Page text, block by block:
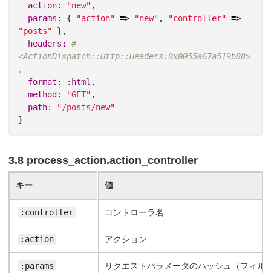
action:
"new" ,
params: { "action" => "new" , "controller" =>
"posts"
},
headers: #
<ActionDispatch::Http::Headers:0x0055a67a519b88>
,
format: :html ,
method:
"GET" ,
path:
"/posts/new"
}
3.8 process_action.action_controller
値
コントローラ名
アクション
リクエストパラメータのハッシュ（フィル
キー
:controller
:action
:params